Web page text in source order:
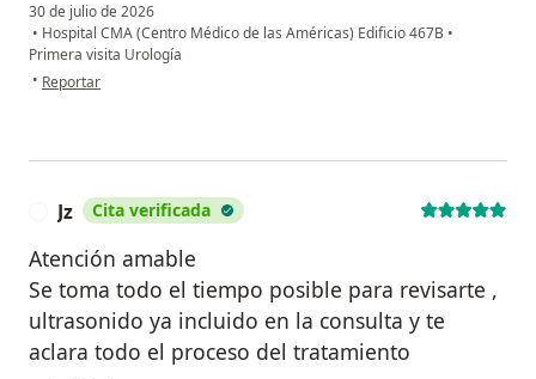
30 de julio de 2026
• Hospital CMA (Centro Médico de las Américas) Edificio 467B •
Primera visita Urología
• en opinión del usuario Jorge
Reportar
Jz Cita verificada
Atención amable
Se toma todo el tiempo posible para revisarte ,
ultrasonido ya incluido en la consulta y te
aclara todo el proceso del tratamiento